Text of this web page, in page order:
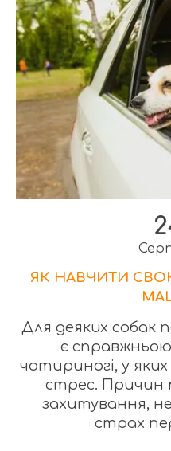
ЯК НАВЧИТИ
Для деяких собак
є
чотириногі, у
стрес. Причин
захитування,
страх